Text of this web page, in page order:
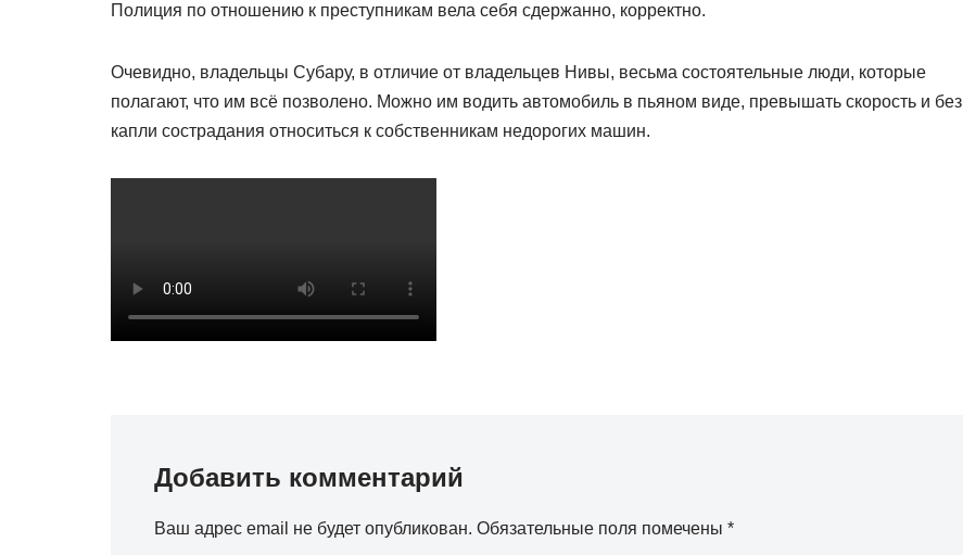
Полиция по отношению к преступникам вела себя сдержанно, корректно.
Очевидно, владельцы Субару, в отличие от владельцев Нивы, весьма состоятельные люди, которые
полагают, что им всё позволено. Можно им водить автомобиль в пьяном виде, превышать скорость и без
капли сострадания относиться к собственникам недорогих машин.
Добавить комментарий
Ваш адрес email не будет опубликован. Обязательные поля помечены *